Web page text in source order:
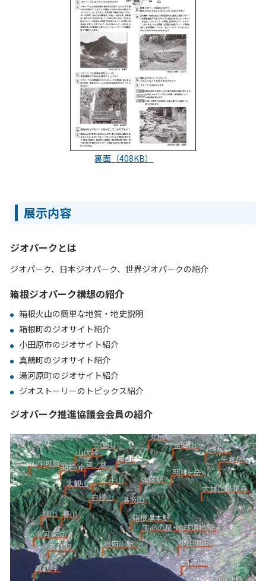
裏面（408KB）
展示内容
ジオパークとは
ジオパーク、日本ジオパーク、世界ジオパークの紹介
箱根ジオパーク構想の紹介
箱根火山の簡単な地質・地史説明
箱根町のジオサイト紹介
小田原市のジオサイト紹介
真鶴町のジオサイト紹介
湯河原町のジオサイト紹介
ジオストーリーのトピックス紹介
ジオパーク推進協議会会員の紹介